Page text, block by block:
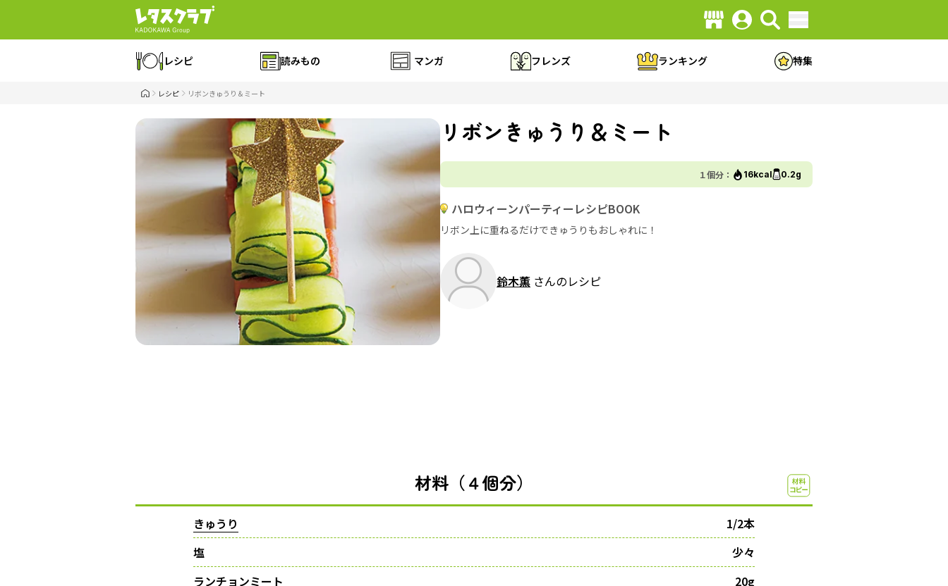
レシピ 読みもの マンガ フレンズ ランキング 特集
レシピ リボンきゅうり＆ミート
リボンきゅうり＆ミート
１個分： 16kcal 0.2g
ハロウィーンパーティーレシピBOOK
リボン上に重ねるだけできゅうりもおしゃれに！
鈴木薫 さんのレシピ
材料（４個分）
きゅうり
1/2本
塩
少々
ランチョンミート
20g